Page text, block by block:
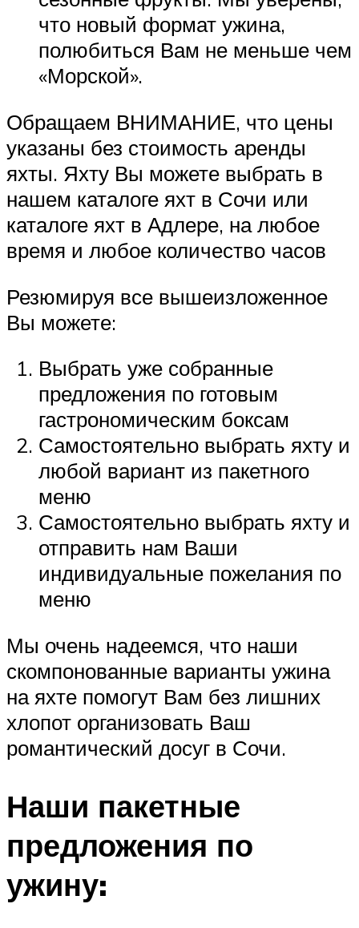
что новый формат ужина,
полюбиться Вам не меньше чем
«Морской».
Обращаем ВНИМАНИЕ, что цены
указаны без стоимость аренды
яхты. Яхту Вы можете выбрать в
нашем каталоге яхт в Сочи или
каталоге яхт в Адлере, на любое
время и любое количество часов
Резюмируя все вышеизложенное
Вы можете:
Выбрать уже собранные
предложения по готовым
гастрономическим боксам
Самостоятельно выбрать яхту и
любой вариант из пакетного
меню
Самостоятельно выбрать яхту и
отправить нам Ваши
индивидуальные пожелания по
меню
Мы очень надеемся, что наши
скомпонованные варианты ужина
на яхте помогут Вам без лишних
хлопот организовать Ваш
романтический досуг в Сочи.
Наши пакетные
предложения по
ужину: